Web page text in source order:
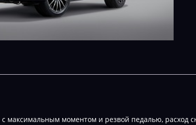
максимальным моментом и резвой педалью, расход